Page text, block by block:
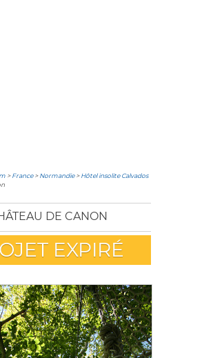
>France>Normandie>Hôtel insolite Calvados
DE CANON
EXPIRÉ